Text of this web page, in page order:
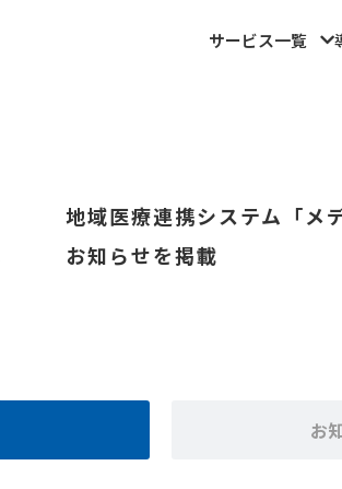
サービス一覧
地域医療連携システム「メ
お知らせを掲載
お